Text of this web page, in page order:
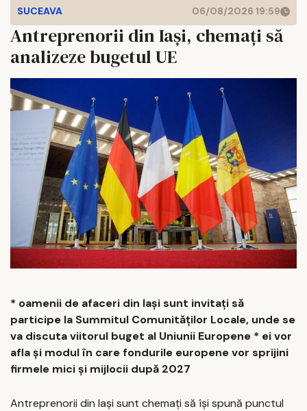
SUCEAVA 06/08/2026 19:59
Antreprenorii din Iași, chemați să
analizeze bugetul UE
* oamenii de afaceri din Iași sunt invitați să
participe la Summitul Comunităților Locale, unde se
va discuta viitorul buget al Uniunii Europene * ei vor
afla și modul în care fondurile europene vor sprijini
firmele mici și mijlocii după 2027
Antreprenorii din Iași sunt chemați să își spună punctul